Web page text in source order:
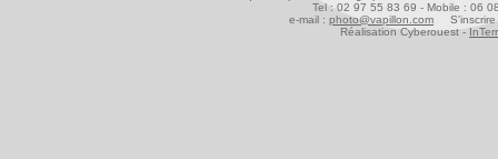
Tel : 02 97 55 83 69 - Mobile : 06
e-mail : photo@vapillon.com S'inscrire
Réalisation Cyberouest -